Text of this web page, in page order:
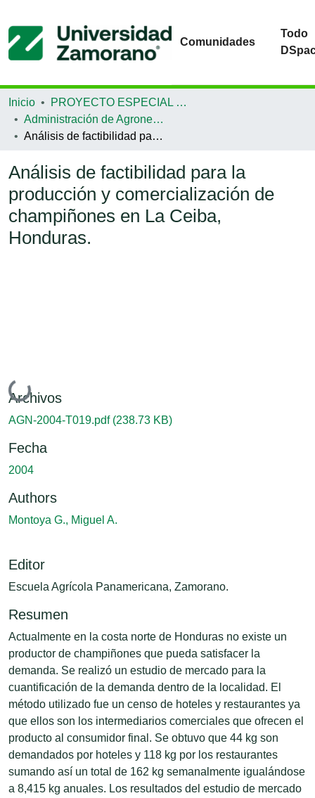
Comunidades
Todo
Inicio
PROYECTO ESPECIAL DE GRADUACIÓN
Administración de Agronegocios
Análisis de factibilidad para la producción y comercialización de champiñones en La Ceiba, Honduras.
Análisis de factibilidad para la
producción y comercialización de
champiñones en La Ceiba,
Honduras.
Cargando...
Archivos
AGN-2004-T019.pdf (238.73 KB)
Fecha
2004
Authors
Montoya G., Miguel A.
Editor
Escuela Agrícola Panamericana, Zamorano.
Resumen
Actualmente en la costa norte de Honduras no existe un
productor de champiñones que pueda satisfacer la
demanda. Se realizó un estudio de mercado para la
cuantificación de la demanda dentro de la localidad. El
método utilizado fue un censo de hoteles y restaurantes ya
que ellos son los intermediarios comerciales que ofrecen el
producto al consumidor final. Se obtuvo que 44 kg son
demandados por hoteles y 118 kg por los restaurantes
sumando así un total de 162 kg semanalmente igualándose
a 8,415 kg anuales. Los resultados del estudio de mercado